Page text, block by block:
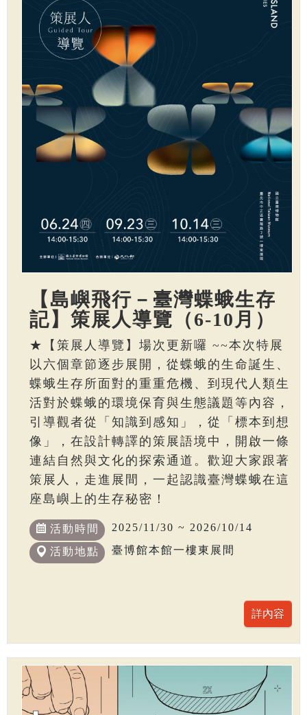
【島嶼飛行－臺灣蝶蛾生存
記】策展人導覽（6-10月）
★【策展人導覽】場次更新囉 ~~本次特展
以六個章節逐步展開，從蝶蛾的生命誕生、
蝶蛾生存所面對的重重危機、到現代人類生
活對於蝶蛾的環境保育與生態議題等內容，
引導觀者從「知識到感知」，從「標本到想
像」，在設計轉譯的策展語境中，開啟一條
連結自然與文化的探索通道。歡迎大家跟著
策展人，走進展間，一起認識臺灣蝶蛾在這
座島嶼上的生存秘密！
活動時間 2025/11/30 ~ 2026/10/14
活動地點 臺博館本館一樓東展間